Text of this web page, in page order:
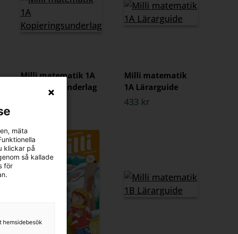
Milli matematik 1A
Kopieringsunderlag
Milli matematik
1A Lärarguide
433 kr
mäta
klickar på
så kallade
för
hemsidebesök